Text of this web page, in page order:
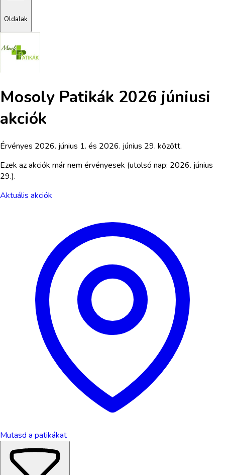
Oldalak
Mosoly Patikák 2026 júniusi
akciók
Érvényes 2026. június 1. és 2026. június 29. között.
Ezek az akciók már nem érvényesek (utolsó nap: 2026. június
29.).
Aktuális akciók
Mutasd a patikákat